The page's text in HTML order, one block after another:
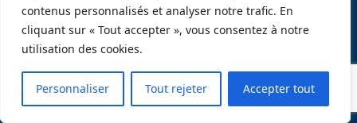
contenus personnalisés et analyser notre trafic. En
cliquant sur « Tout accepter », vous consentez à notre
utilisation des cookies.
Personnaliser Tout rejeter Accepter tout
Objet
Votre message (facultatif)